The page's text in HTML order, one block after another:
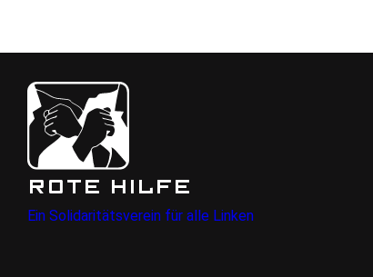
ROTE HILFE
Ein Solidaritätsverein für alle Linken